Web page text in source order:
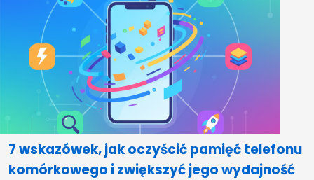
7 wskazówek, jak oczyścić pamięć telefonu
komórkowego i zwiększyć jego wydajność